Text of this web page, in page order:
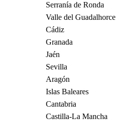
Serranía de Ronda
Valle del Guadalhorce
Cádiz
Granada
Jaén
Sevilla
Aragón
Islas Baleares
Cantabria
Castilla-La Mancha